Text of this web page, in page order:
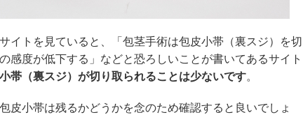
イトを見ていると、「包茎手術は包皮小帯（裏スジ）を切
感度が低下する」などと恐ろしいことが書いてあるサイト
帯（裏スジ）が切り取られることは少ないです。
皮小帯は残るかどうかを念のため確認すると良いでしょ